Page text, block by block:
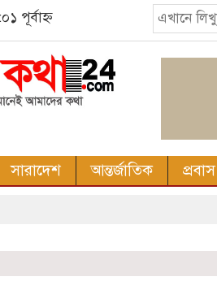
পূর্বাহ্ন
সারাদেশ আন্তর্জাতিক প্রবাস